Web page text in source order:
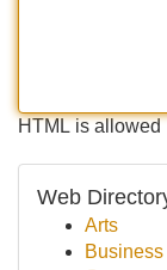
HTML is allowed
Web
Arts
Business